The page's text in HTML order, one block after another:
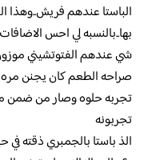
الباستا عندهم فريش..وهذا
بها..بالنسبه لي احس
شي عندهم الفتوتشيني
صراحه الطعم كان يجنن مره
تجربه حلوه وصار من ضمن
تجربونه
الذ باستا بالجمبري ذقته في